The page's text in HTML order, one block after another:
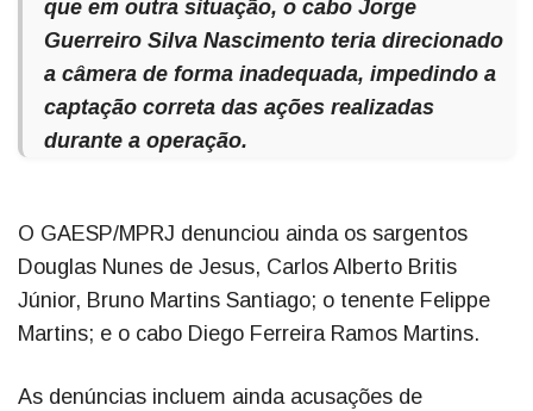
que em outra situação, o cabo Jorge
Guerreiro Silva Nascimento teria direcionado
a câmera de forma inadequada, impedindo a
captação correta das ações realizadas
durante a operação.
O GAESP/MPRJ denunciou ainda os sargentos
Douglas Nunes de Jesus, Carlos Alberto Britis
Júnior, Bruno Martins Santiago; o tenente Felippe
Martins; e o cabo Diego Ferreira Ramos Martins.
As denúncias incluem ainda acusações de